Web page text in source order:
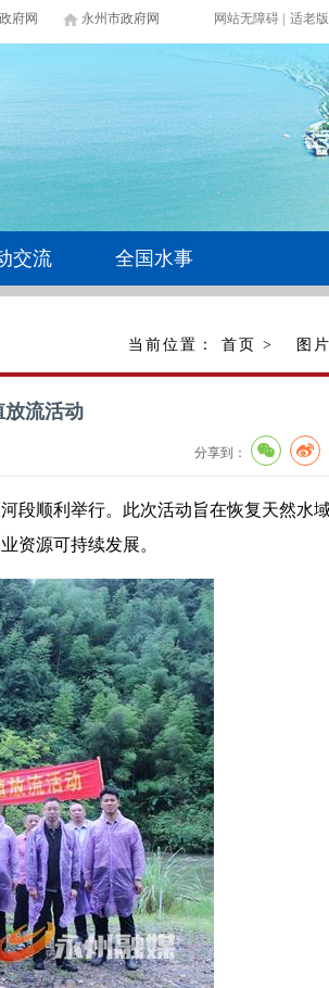
网站无障碍 适老版
府网 永州市政府网
交流 全国水事
当前位置： 首页 > 图
放流活动
分享到：
段顺利举行。此次活动旨在恢复天然水
资源可持续发展。